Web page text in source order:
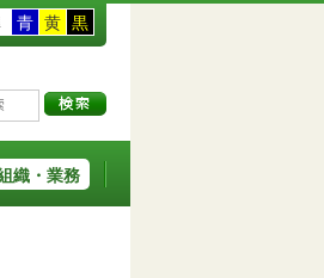
青 黄 黒
織・業務